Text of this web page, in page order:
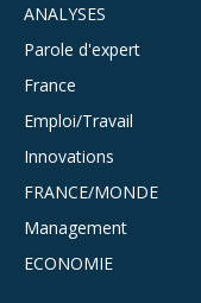
ANALYSES
Parole d'expert
France
Emploi/Travail
Innovations
FRANCE/MONDE
Management
ECONOMIE